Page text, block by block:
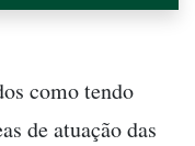
como tendo
de atuação das